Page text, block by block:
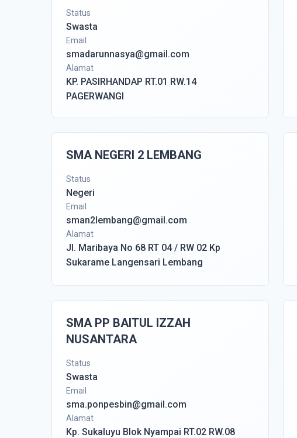
Status
Swasta
Email
smadarunnasya@gmail.com
Alamat
KP. PASIRHANDAP RT.01 RW.14
PAGERWANGI
SMA NEGERI 2 LEMBANG
Status
Negeri
Email
sman2lembang@gmail.com
Alamat
Jl. Maribaya No 68 RT 04 / RW 02 Kp
Sukarame Langensari Lembang
SMA PP BAITUL IZZAH
NUSANTARA
Status
Swasta
Email
sma.ponpesbin@gmail.com
Alamat
Kp. Sukaluyu Blok Nyampai RT.02 RW.08